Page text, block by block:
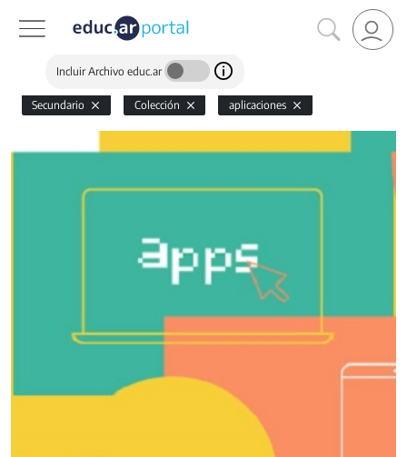
Incluir Archivo educ.ar
Secundario Colección aplicaciones